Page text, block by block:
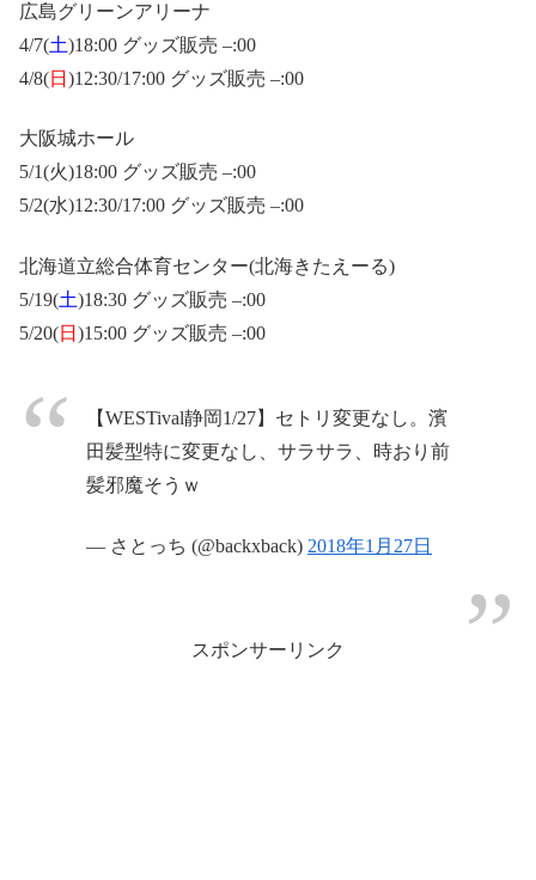
広島グリーンアリーナ
4/7(土)18:00 グッズ販売 –:00
4/8(日 )12:30/17:00 グッズ販売 –:00
大阪城ホール
5/1(火)18:00 グッズ販売 –:00
5/2(水)12:30/17:00 グッズ販売 –:00
北海道立総合体育センター(北海きたえーる)
5/19(土)18:30 グッズ販売 –:00
5/20(日 )15:00 グッズ販売 –:00
【WESTival静岡1/27】セトリ変更なし。濱
田髪型特に変更なし、サラサラ、時おり前
髪邪魔そうｗ
— さとっち (@backxback) 2018年1月27日
スポンサーリンク